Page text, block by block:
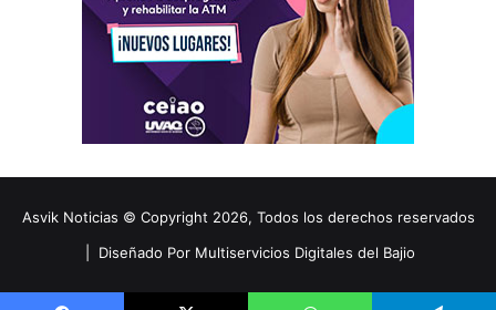
Asvik Noticias © Copyright 2026, Todos los derechos reservados
Diseñado Por Multiservicios Digitales del Bajio